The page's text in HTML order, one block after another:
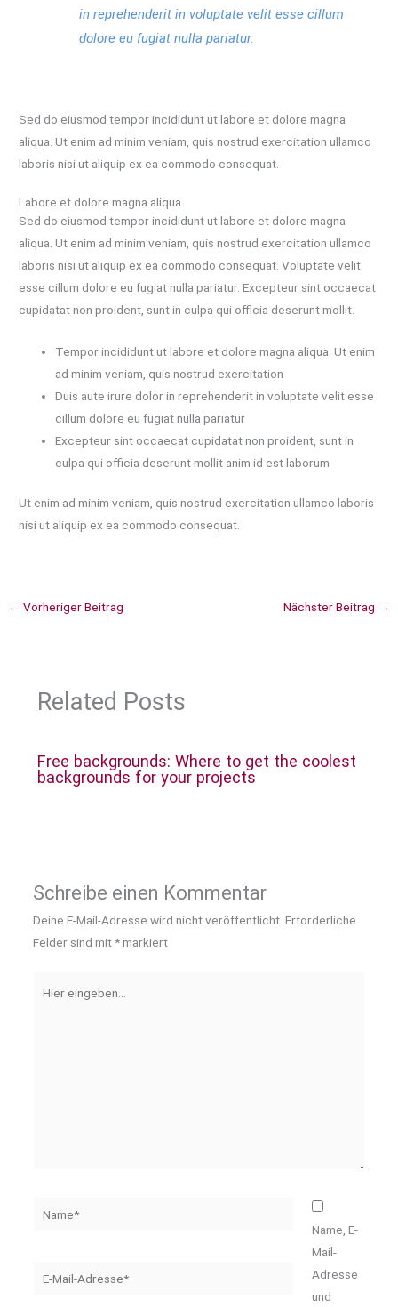
in reprehenderit in voluptate velit esse cillum
dolore eu fugiat nulla pariatur.
Sed do eiusmod tempor incididunt ut labore et dolore magna
aliqua. Ut enim ad minim veniam, quis nostrud exercitation ullamco
laboris nisi ut aliquip ex ea commodo consequat.
Labore et dolore magna aliqua.
Sed do eiusmod tempor incididunt ut labore et dolore magna
aliqua. Ut enim ad minim veniam, quis nostrud exercitation ullamco
laboris nisi ut aliquip ex ea commodo consequat. Voluptate velit
esse cillum dolore eu fugiat nulla pariatur. Excepteur sint occaecat
cupidatat non proident, sunt in culpa qui officia deserunt mollit.
Tempor incididunt ut labore et dolore magna aliqua. Ut enim
ad minim veniam, quis nostrud exercitation
Duis aute irure dolor in reprehenderit in voluptate velit esse
cillum dolore eu fugiat nulla pariatur
Excepteur sint occaecat cupidatat non proident, sunt in
culpa qui officia deserunt mollit anim id est laborum
Ut enim ad minim veniam, quis nostrud exercitation ullamco laboris
nisi ut aliquip ex ea commodo consequat.
← Vorheriger Beitrag Nächster Beitrag →
Related Posts
Free backgrounds: Where to get the coolest
backgrounds for your projects
Schreibe einen Kommentar
Deine E-Mail-Adresse wird nicht veröffentlicht. Erforderliche
Felder sind mit*markiert
eingeben…
Name, E-
Mail-
Adresse
und